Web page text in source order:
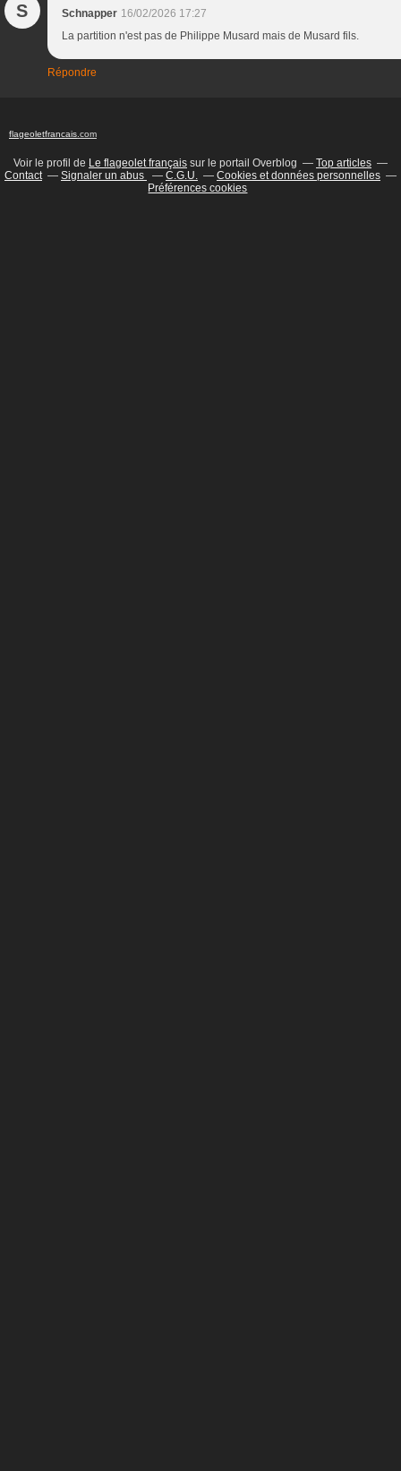
S Schnapper 16/02/2026 17:27
La partition n'est pas de Philippe Musard mais de Musard fils.
Répondre
flageoletfrancais .com
Voir le profil de Le flageolet français sur le portail Overblog
Top articles
Contact
Signaler un abus C.G.U.
Cookies et données personnelles
Préférences cookies